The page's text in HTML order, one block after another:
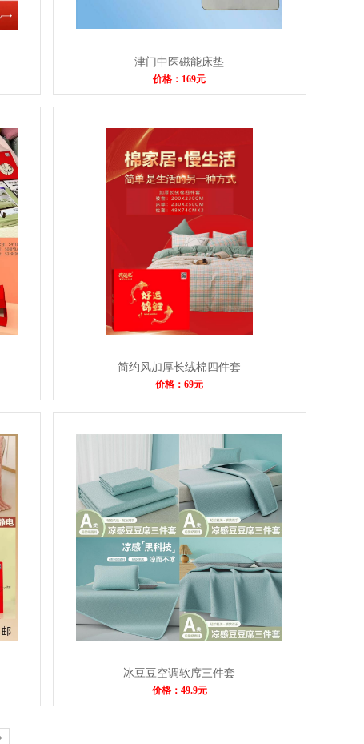
津门中医磁能床垫
价格：169元
简约风加厚长绒棉四件套
价格：69元
冰豆豆空调软席三件套
价格：49.9元